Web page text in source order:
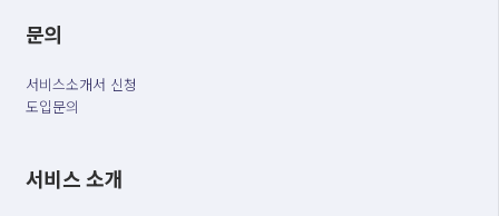
문의
서비스소개서 신청
도입문의
서비스 소개